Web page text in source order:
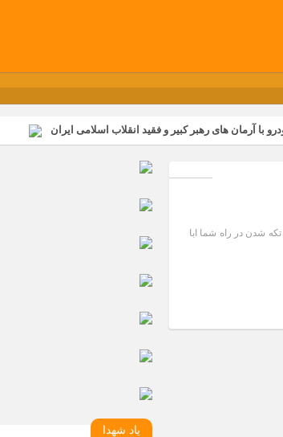
با آرمان های رهبر کبیر و فقید انقلاب اسلامی ایران
مسابقات گل کوچک جهان شرکت کرد
تکه شدن در راه شما ابا
یاد شهدا